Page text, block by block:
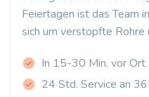
Feiertagen ist das Team
sich um verstopfte Rohre
In 15-30 Min. vor Ort
24 Std. Service an